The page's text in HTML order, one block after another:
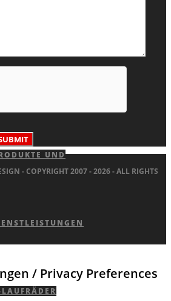
UND
- COPYRIGHT 2007 - 2026 - ALL RIGHTS
/ Privacy Preferences